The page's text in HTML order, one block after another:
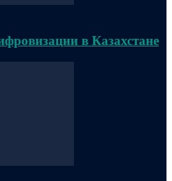
в Казахстане